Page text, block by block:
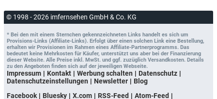
© 1998 - 2026 imfernsehen GmbH & Co. KG
* Bei den mit einem Sternchen gekennzeichneten Links handelt es sich um
Provisions-Links (Affiliate-Links). Erfolgt über einen solchen Link eine Bestellung,
erhalten wir Provisionen im Rahmen eines Affiliate-Partnerprogramms. Das
bedeutet keine Mehrkosten für Käufer, unterstützt uns aber bei der Finanzierung
dieser Website. Alle Preise inkl. MwSt. und ggf. zuzüglich Versandkosten. Details
zu den Angeboten finden sich auf der jeweiligen Webseite.
Impressum Kontakt Werbung schalten
Datenschutz
Datenschutzeinstellungen
Newsletter
Blog
Facebook
Bluesky X.com RSS-Feed Atom-Feed